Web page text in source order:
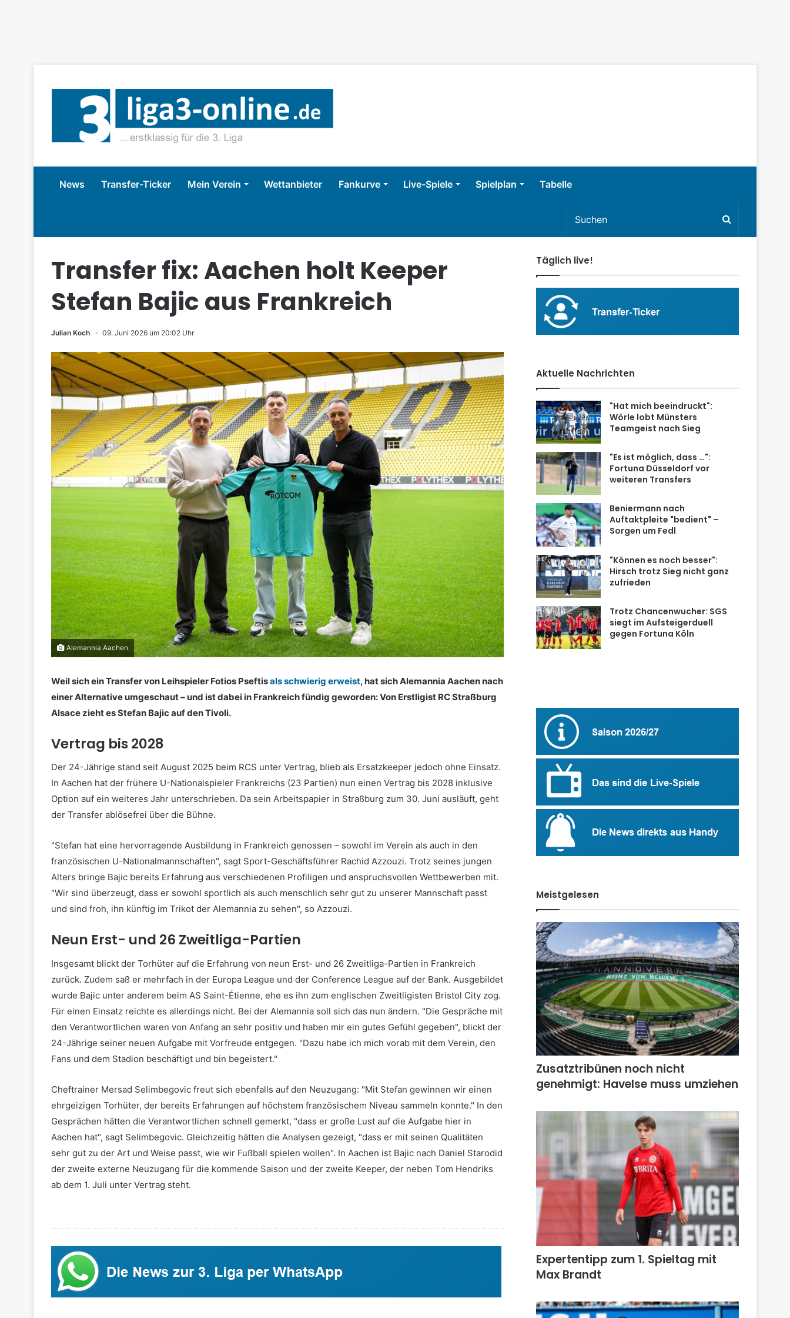
News Transfer-Ticker Mein Verein Wettanbieter Fankurve Live-Spiele Spielplan Tabelle
Transfer fix: Aachen holt Keeper
Stefan Bajic aus Frankreich
Julian Koch 09. Juni 2026 um 20:02 Uhr
Alemannia Aachen
Weil sich ein Transfer von Leihspieler Fotios Pseftisals schwierig erweist, hat sich Alemannia Aachen nach
einer Alternative umgeschaut – und ist dabei in Frankreich fündig geworden: Von Erstligist RC Straßburg
Alsace zieht es Stefan Bajic auf den Tivoli.
Vertrag bis 2028
Der 24-Jährige stand seit August 2025 beim RCS unter Vertrag, blieb als Ersatzkeeper jedoch ohne Einsatz.
In Aachen hat der frühere U-Nationalspieler Frankreichs (23 Partien) nun einen Vertrag bis 2028 inklusive
Option auf ein weiteres Jahr unterschrieben. Da sein Arbeitspapier in Straßburg zum 30. Juni ausläuft, geht
der Transfer ablösefrei über die Bühne.
"Stefan hat eine hervorragende Ausbildung in Frankreich genossen – sowohl im Verein als auch in den
französischen U-Nationalmannschaften", sagt Sport-Geschäftsführer Rachid Azzouzi. Trotz seines jungen
Alters bringe Bajic bereits Erfahrung aus verschiedenen Profiligen und anspruchsvollen Wettbewerben mit.
"Wir sind überzeugt, dass er sowohl sportlich als auch menschlich sehr gut zu unserer Mannschaft passt
und sind froh, ihn künftig im Trikot der Alemannia zu sehen", so Azzouzi.
Neun Erst- und 26 Zweitliga-Partien
Insgesamt blickt der Torhüter auf die Erfahrung von neun Erst- und 26 Zweitliga-Partien in Frankreich
zurück. Zudem saß er mehrfach in der Europa League und der Conference League auf der Bank. Ausgebildet
wurde Bajic unter anderem beim AS Saint-Étienne, ehe es ihn zum englischen Zweitligisten Bristol City zog.
Für einen Einsatz reichte es allerdings nicht. Bei der Alemannia soll sich das nun ändern. "Die Gespräche mit
den Verantwortlichen waren von Anfang an sehr positiv und haben mir ein gutes Gefühl gegeben", blickt der
24-Jährige seiner neuen Aufgabe mit Vorfreude entgegen. "Dazu habe ich mich vorab mit dem Verein, den
Fans und dem Stadion beschäftigt und bin begeistert."
Cheftrainer Mersad Selimbegovic freut sich ebenfalls auf den Neuzugang: "Mit Stefan gewinnen wir einen
ehrgeizigen Torhüter, der bereits Erfahrungen auf höchstem französischem Niveau sammeln konnte." In den
Gesprächen hätten die Verantwortlichen schnell gemerkt, "dass er große Lust auf die Aufgabe hier in
Aachen hat", sagt Selimbegovic. Gleichzeitig hätten die Analysen gezeigt, "dass er mit seinen Qualitäten
sehr gut zu der Art und Weise passt, wie wir Fußball spielen wollen". In Aachen ist Bajic nach Daniel Starodid
der zweite externe Neuzugang für die kommende Saison und der zweite Keeper, der neben Tom Hendriks
ab dem 1. Juli unter Vertrag steht.
Täglich live!
Aktuelle Nachrichten
"Hat mich beeindruckt":
Wörle lobt Münsters
Teamgeist nach Sieg
"Es ist möglich, dass …":
Fortuna Düsseldorf vor
weiteren Transfers
Beniermann nach
Auftaktpleite "bedient" –
Sorgen um Fedl
"Können es noch besser":
Hirsch trotz Sieg nicht ganz
zufrieden
Trotz Chancenwucher: SGS
siegt im Aufsteigerduell
gegen Fortuna Köln
Meistgelesen
Zusatztribünen noch nicht
genehmigt: Havelse muss umziehen
Expertentipp zum 1. Spieltag mit
Max Brandt